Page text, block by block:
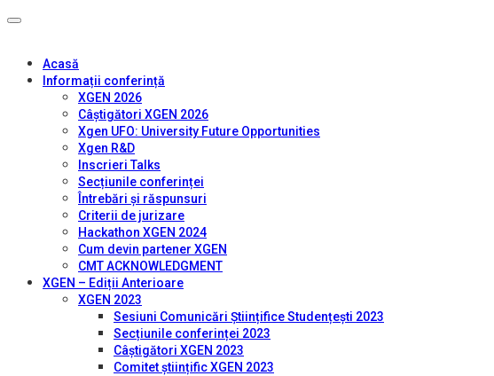
Acasă
Informații conferință
XGEN 2026
Câștigători XGEN 2026
Xgen UFO: University Future Opportunities
Xgen R&D
Inscrieri Talks
Secțiunile conferinței
Întrebări și răspunsuri
Criterii de jurizare
Hackathon XGEN 2024
Cum devin partener XGEN
CMT ACKNOWLEDGMENT
XGEN – Ediții Anterioare
XGEN 2023
Sesiuni Comunicări Științifice Studențești 2023
Secțiunile conferinței 2023
Câștigători XGEN 2023
Comitet științific XGEN 2023